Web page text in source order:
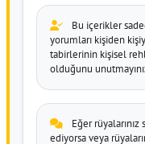
Bu içerikler
yorumları kişiden
tabirlerinin kişisel
olduğunu
Eğer
ediyorsa veya